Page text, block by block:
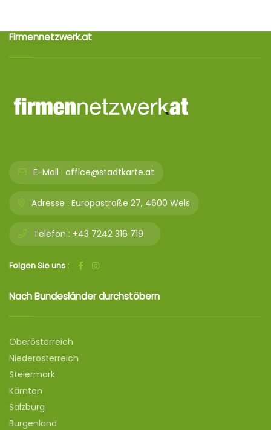
Firmennetzwerk.at
E-Mail : office@stadtkarte.at
Adresse : Europastraße 27, 4600 Wels
Telefon : +43 7242 316 719
Folgen Sie uns :
Nach Bundesländer durchstöbern
Oberösterreich
Niederösterreich
Steiermark
Kärnten
Salzburg
Burgenland